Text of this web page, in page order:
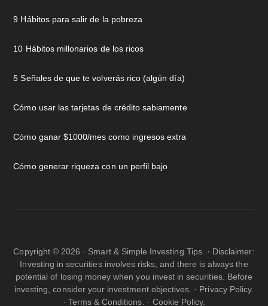
9 Hábitos para salir de la pobreza
10 Hábitos millonarios de los ricos
5 Señales de que te volverás rico (algún día)
Cómo usar las tarjetas de crédito sabiamente
Cómo ganar $1000/mes como ingresos extra
Cómo generar riqueza con un perfil bajo
Copyright © 2026 · Smart & Simple Investing Tips. · Disclaimer:
Investing in securities involves risks, and there is always the
potential of losing money when you invest in securities. Before
investing, consider your investment objectives. · Privacy Policy.
· Terms & Conditions. · Cookie Policy.